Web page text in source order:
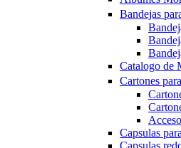
Bandejas
Catalogo de
Cartones
Capsulas
Capsulas